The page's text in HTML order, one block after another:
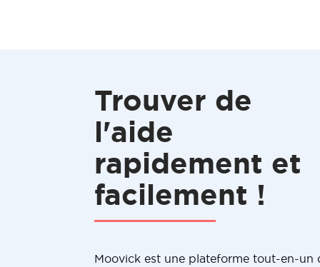
Trouver de
l'aide
rapidement et
facilement !
Moovick est une plateforme tout-en-un